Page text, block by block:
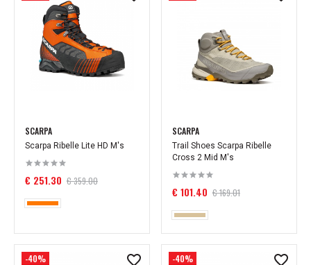
SCARPA
Scarpa Ribelle Lite HD M's
€ 251.30 € 359.00
SCARPA
Trail Shoes Scarpa Ribelle
Cross 2 Mid M's
€ 101.40 € 169.01
-40% -40%